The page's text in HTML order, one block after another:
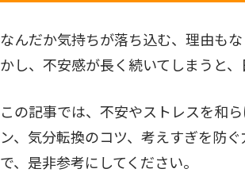
なんだか気持ちが落ち込む、理由も
かし、不安感が長く続いてしまうと
この記事では、不安やストレスを和
ン、気分転換のコツ、考えすぎを防
で、是非参考にしてください。